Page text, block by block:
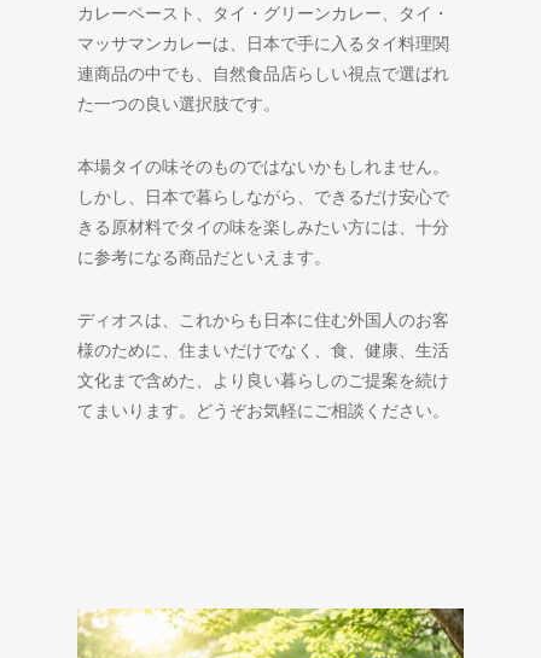
カレーペースト、タイ・グリーンカレー、タイ・
マッサマンカレーは、日本で手に入るタイ料理関
連商品の中でも、自然食品店らしい視点で選ばれ
た一つの良い選択肢です。
本場タイの味そのものではないかもしれません。
しかし、日本で暮らしながら、できるだけ安心で
きる原材料でタイの味を楽しみたい方には、十分
に参考になる商品だといえます。
ディオスは、これからも日本に住む外国人のお客
様のために、住まいだけでなく、食、健康、生活
文化まで含めた、より良い暮らしのご提案を続け
てまいります。どうぞお気軽にご相談ください。